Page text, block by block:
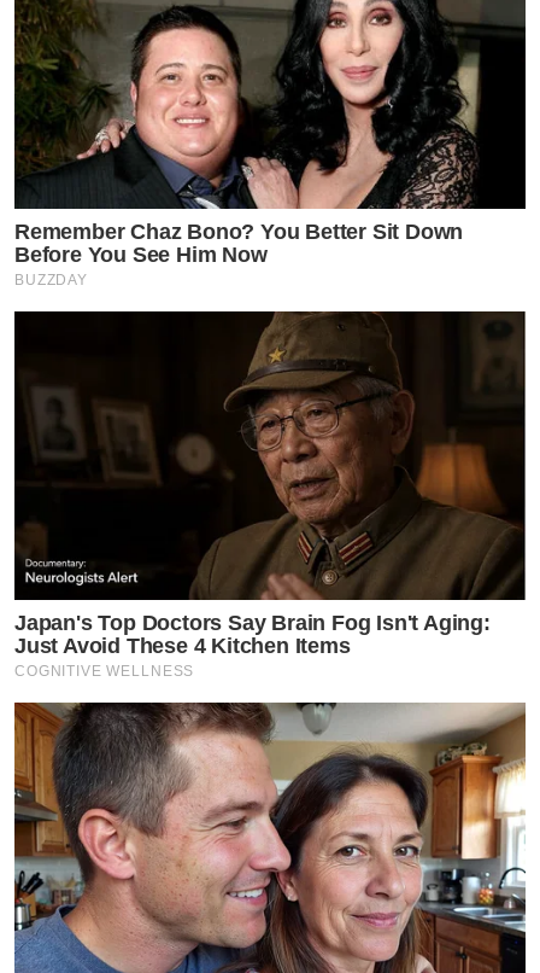
Remember Chaz Bono? You Better Sit Down
Before You See Him Now
BUZZDAY
Japan's Top Doctors Say Bra​in Fo​g Isn't Aging:
Just Avoid These 4 Kitchen Items
COGNITIVE WELLNESS